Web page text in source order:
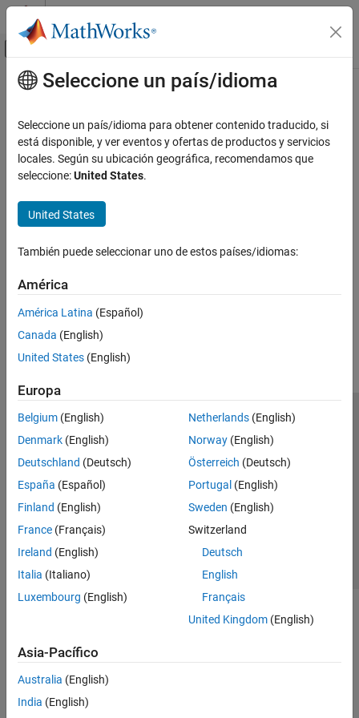
Saltar al contenido
Mostrar/ocultar menú de navegación
Inicio de Documentación
Contenido principal
How useful was this information?
Seleccione un país/idioma
Seleccione un país/idioma para obtener contenido traducido, si
está disponible, y ver eventos y ofertas de productos y servicios
locales. Según su ubicación geográfica, recomendamos que
seleccione:United States.
United States
También puede seleccionar uno de estos países/idiomas:
América
América Latina (Español)
Canada (English)
United States (English)
Europa
Belgium (English)
Denmark (English)
Deutschland (Deutsch)
España (Español)
Finland (English)
France (Français)
Ireland (English)
Italia (Italiano)
Luxembourg (English)
Netherlands(English)
Norway(English)
Österreich (Deutsch)
Portugal (English)
Sweden (English)
Switzerland
Deutsch
English
Français
United Kingdom(English)
Asia-Pacífico
Australia (English)
India (English)
Centro de confianza
Marcas comerciales
Política de privacidad
Antipiratería
Estado de las aplicaciones
Información de contacto
© 1994-2026 The MathWorks, Inc.